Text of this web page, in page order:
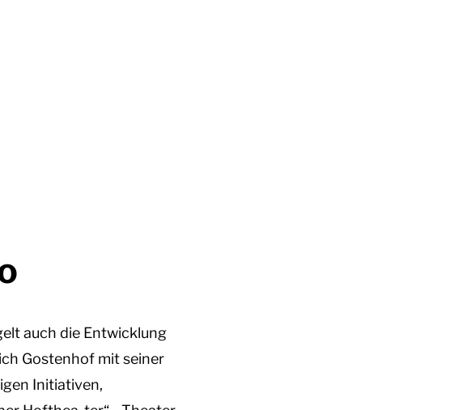
auch die Entwicklung
Gostenhof mit seiner
Initiativen,